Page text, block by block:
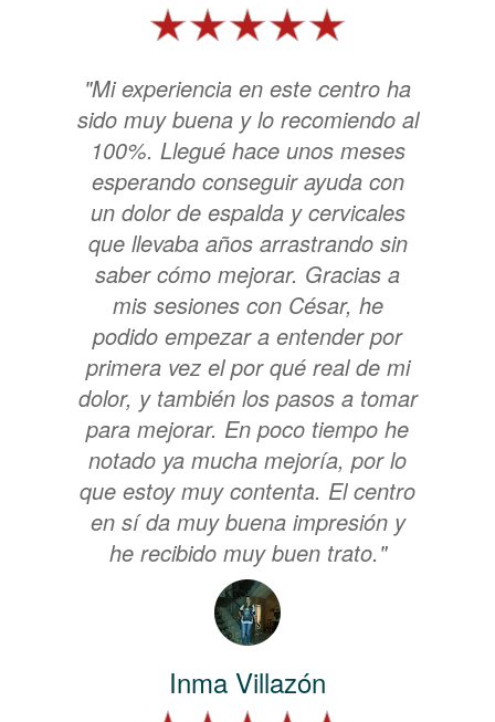
"Mi experiencia en este centro ha
sido muy buena y lo recomiendo al
100%. Llegué hace unos meses
esperando conseguir ayuda con
un dolor de espalda y cervicales
que llevaba años arrastrando sin
saber cómo mejorar. Gracias a
mis sesiones con César, he
podido empezar a entender por
primera vez el por qué real de mi
dolor, y también los pasos a tomar
para mejorar. En poco tiempo he
notado ya mucha mejoría, por lo
que estoy muy contenta. El centro
en sí da muy buena impresión y
he recibido muy buen trato."
Inma Villazón